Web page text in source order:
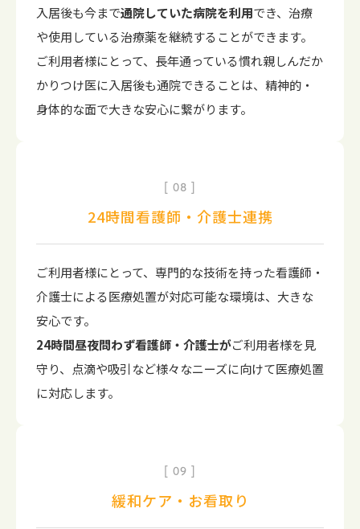
入居後も今まで通院していた病院を利用でき、治療
や使用している治療薬を継続することができます。
ご利用者様にとって、長年通っている慣れ親しんだか
かりつけ医に入居後も通院できることは、精神的・
身体的な面で大きな安心に繋がります。
08
24時間看護師・介護士連携
ご利用者様にとって、専門的な技術を持った看護師・
介護士による医療処置が対応可能な環境は、大きな
安心です。
24時間昼夜問わず看護師・介護士がご利用者様を見
守り、点滴や吸引など様々なニーズに向けて医療処置
に対応します。
09
緩和ケア・お看取り